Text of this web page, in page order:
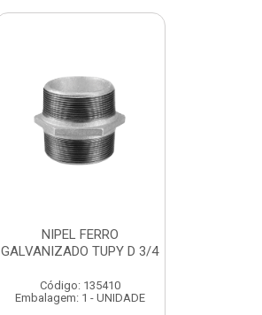
NIPEL FERRO
GALVANIZADO TUPY D 3/4
Código: 135410
Embalagem: 1 - UNIDADE